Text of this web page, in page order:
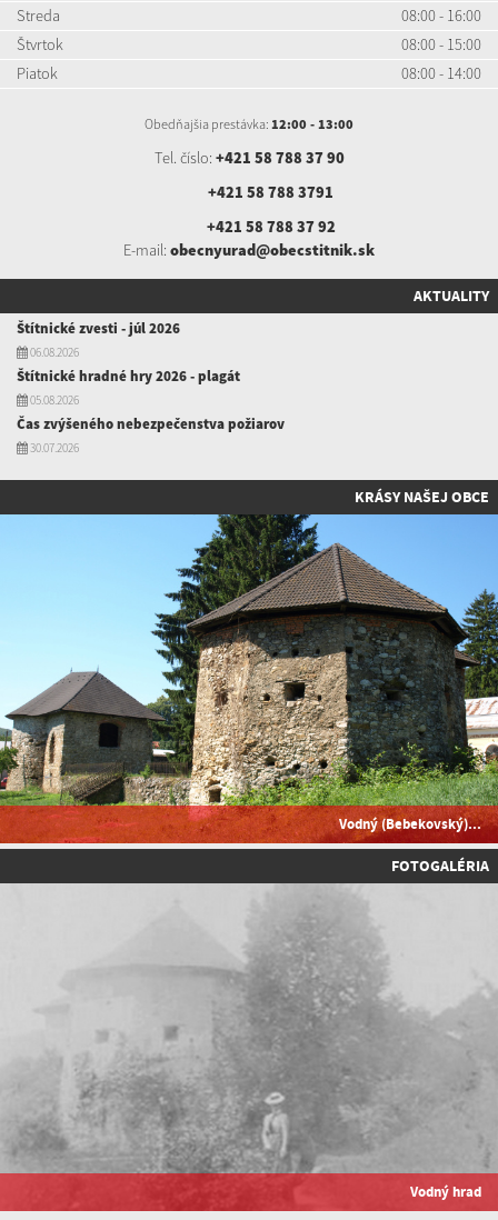
Streda
08:00 - 16:00
Štvrtok
08:00 - 15:00
Piatok
08:00 - 14:00
Obedňajšia prestávka: 12:00 - 13:00
Tel. číslo: +421 58 788 37 90
+421 58 788 3791
+421 58 788 37 92
E-mail: obecnyurad@obecstitnik.sk
AKTUALITY
Štítnické zvesti - júl 2026
06.08.2026
Štítnické hradné hry 2026 - plagát
05.08.2026
Čas zvýšeného nebezpečenstva požiarov
30.07.2026
KRÁSY NAŠEJ OBCE
Vodný (Bebekovský)...
FOTOGALÉRIA
Vodný hrad